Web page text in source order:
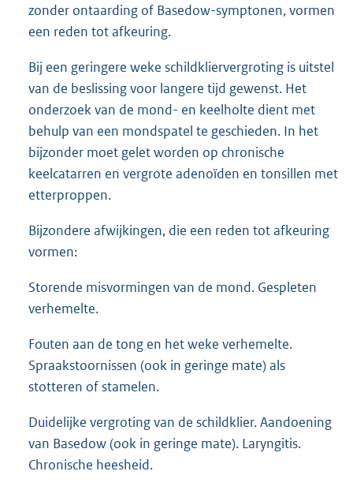
zonder ontaarding of Basedow-symptonen, vormen
een reden tot afkeuring.
Bij een geringere weke schildkliervergroting is uitstel
van de beslissing voor langere tijd gewenst. Het
onderzoek van de mond- en keelholte dient met
behulp van een mondspatel te geschieden. In het
bijzonder moet gelet worden op chronische
keelcatarren en vergrote adenoïden en tonsillen met
etterproppen.
Bijzondere afwijkingen, die een reden tot afkeuring
vormen:
Storende misvormingen van de mond. Gespleten
verhemelte.
Fouten aan de tong en het weke verhemelte.
Spraakstoornissen (ook in geringe mate) als
stotteren of stamelen.
Duidelijke vergroting van de schildklier. Aandoening
van Basedow (ook in geringe mate). Laryngitis.
Chronische heesheid.